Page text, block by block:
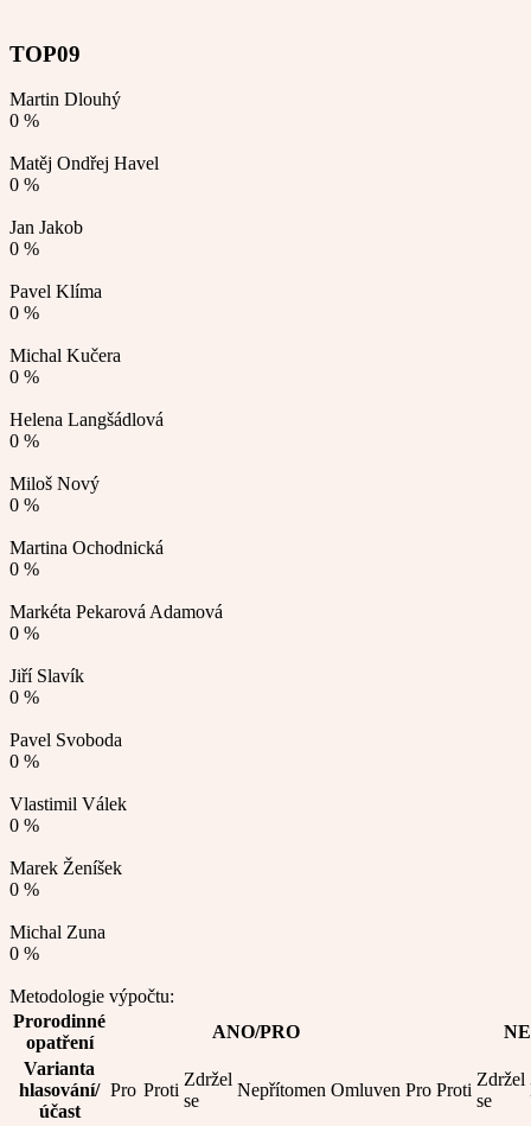
TOP09
Martin Dlouhý
0 %
Matěj Ondřej Havel
0 %
Jan Jakob
0 %
Pavel Klíma
0 %
Michal Kučera
0 %
Helena Langšádlová
0 %
Miloš Nový
0 %
Martina Ochodnická
0 %
Markéta Pekarová Adamová
0 %
Jiří Slavík
0 %
Pavel Svoboda
0 %
Vlastimil Válek
0 %
Marek Ženíšek
0 %
Michal Zuna
0 %
Metodologie výpočtu:
Prorodinné
opatření
ANO/PRO
Varianta
hlasování/
účast
Pro Proti
Zdržel
se
Nepřítomen Omluven Pro Proti
Zdržel
se